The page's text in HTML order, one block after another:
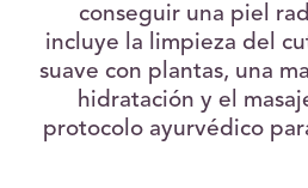
conseguir una piel
incluye la limpieza del
suave con plantas, una
hidratación y el
protocolo ayurvédico